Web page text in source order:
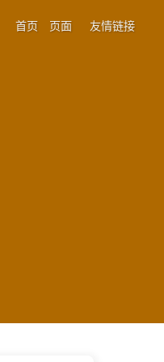
首页 页面 友情链接